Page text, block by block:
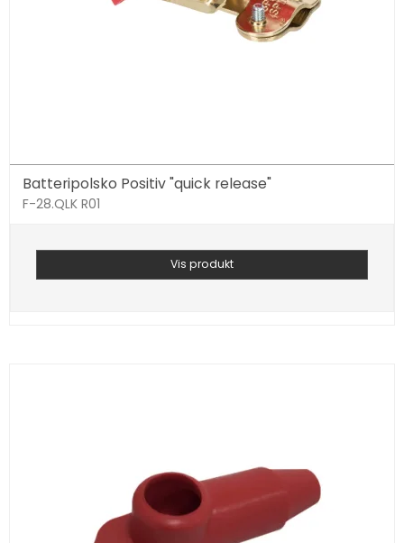
Batteripolsko Positiv "quick release"
F-28.QLK R01
Vis produkt